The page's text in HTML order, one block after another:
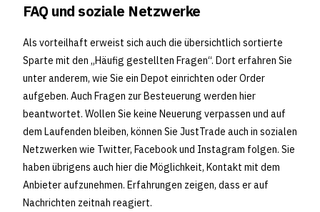
FAQ und soziale Netzwerke
Als vorteilhaft erweist sich auch die übersichtlich sortierte
Sparte mit den „Häufig gestellten Fragen“. Dort erfahren Sie
unter anderem, wie Sie ein Depot einrichten oder Order
aufgeben. Auch Fragen zur Besteuerung werden hier
beantwortet. Wollen Sie keine Neuerung verpassen und auf
dem Laufenden bleiben, können Sie JustTrade auch in sozialen
Netzwerken wie Twitter, Facebook und Instagram folgen. Sie
haben übrigens auch hier die Möglichkeit, Kontakt mit dem
Anbieter aufzunehmen. Erfahrungen zeigen, dass er auf
Nachrichten zeitnah reagiert.